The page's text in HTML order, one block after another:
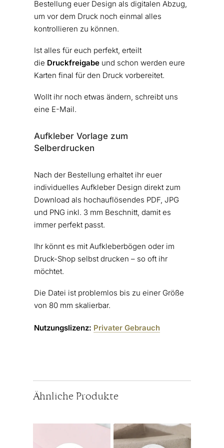
Bestellung euer Design als digitalen Abzug,
um vor dem Druck noch einmal alles
kontrollieren zu können.
Ist alles für euch perfekt, erteilt
die Druckfreigabeund schon werden eure
Karten final für den Druck vorbereitet.
Wollt ihr noch etwas ändern, schreibt uns
eine E-Mail.
Aufkleber Vorlage zum
Selberdrucken
Nach der Bestellung erhaltet ihr euer
individuelles Aufkleber Design direkt zum
Download als hochauflösendes PDF, JPG
und PNG inkl. 3 mm Beschnitt, damit es
immer perfekt passt.
Ihr könnt es mit Aufkleberbögen oder im
Druck-Shop selbst drucken – so oft ihr
möchtet.
Die Datei ist problemlos bis zu einer Größe
von 80 mm skalierbar.
Nutzungslizenz: Privater Gebrauch
Ähnliche Produkte
Dieses
Produkt